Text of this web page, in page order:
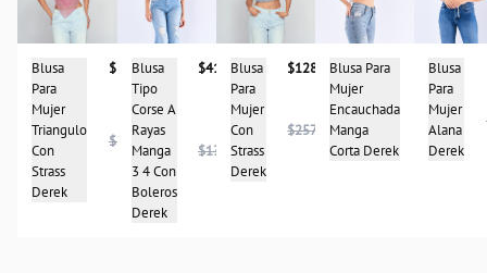
Blusa
Para
Mujer
Triangulo
Con
Strass
Derek
$133.950
$267.950
Blusa
Tipo
Corse A
Rayas
Manga
3 4 Con
Boleros
Derek
$41.950
$139.950
Blusa
Para
Mujer
Con
Strass
Derek
$128.950
$257.950
Blusa Para
Mujer
Encauchada
Manga
Corta Derek
$124.475
$248.950
Blusa
Para
Mujer
Alana
Derek